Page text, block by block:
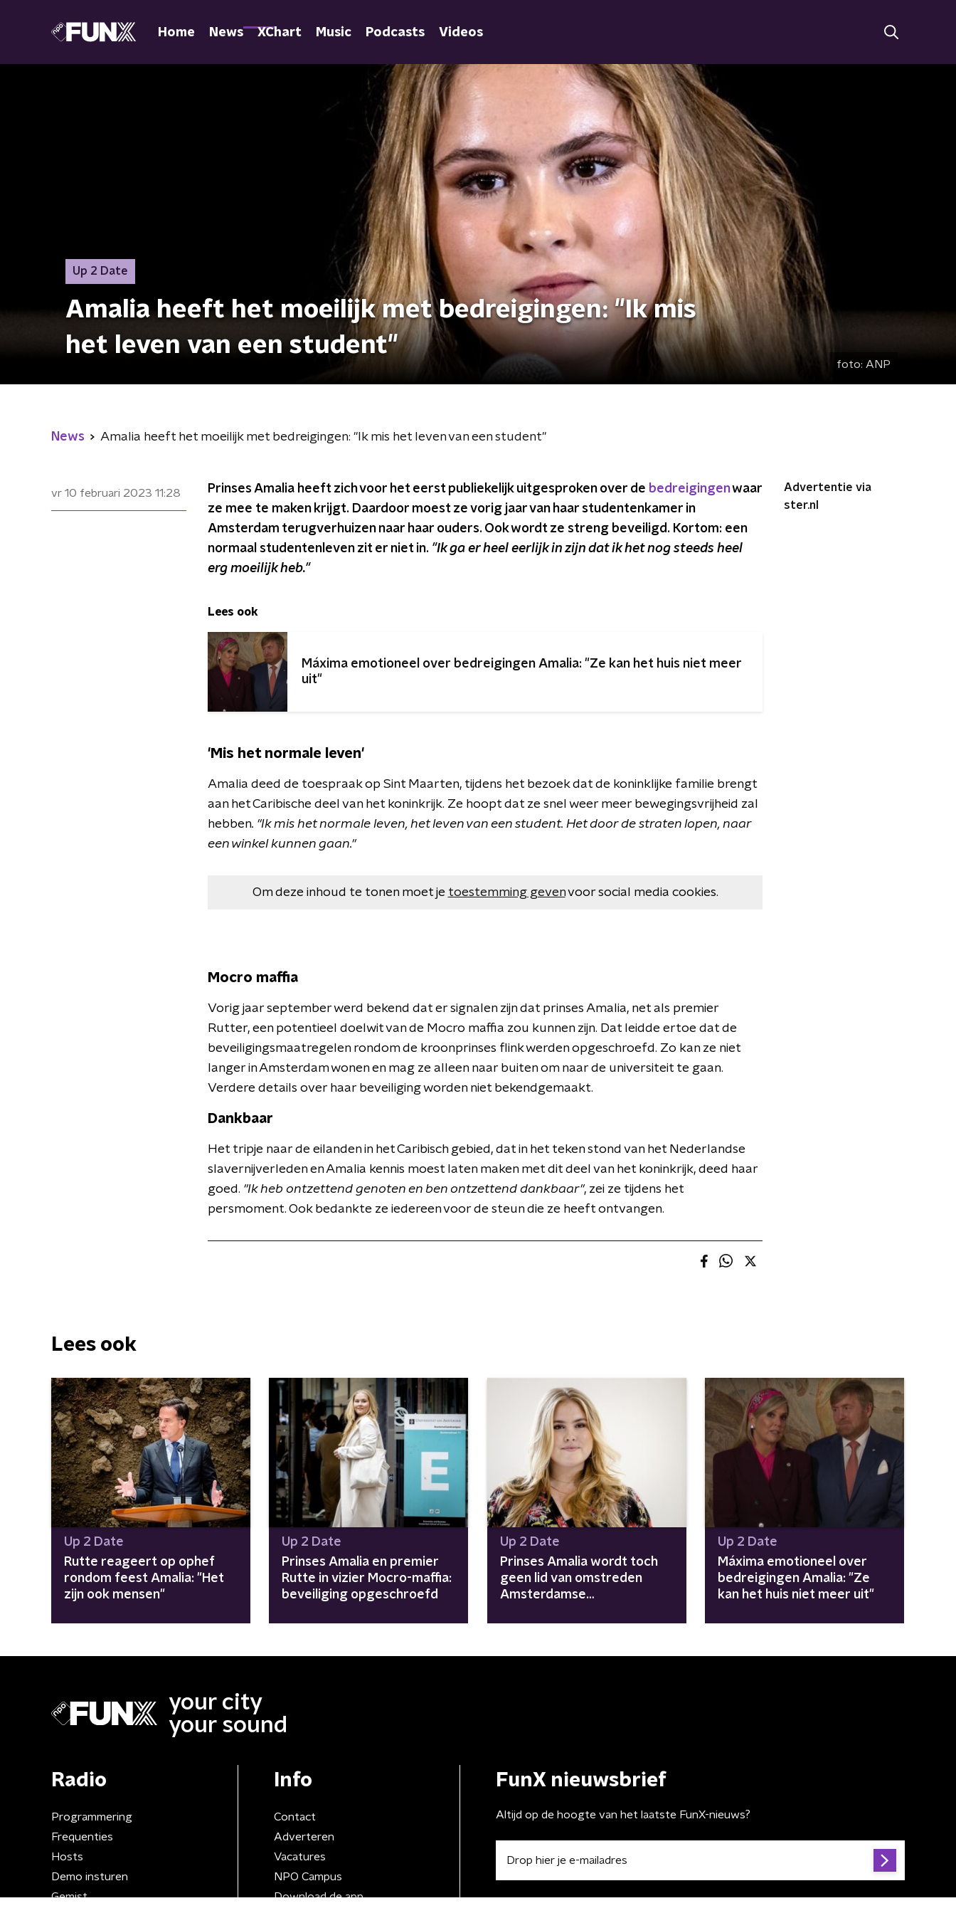
Home News XChart Music Podcasts Videos
Up 2 Date
Amalia heeft het moeilijk met bedreigingen: "Ik mis
het leven van een student"
foto: ANP
News Amalia heeft het moeilijk met bedreigingen: "Ik mis het leven van een student"
vr 10 februari 2023 11:28 Prinses Amalia heeft zich voor het eerst publiekelijk uitgesproken over de bedreigingenwaar
ze mee te maken krijgt. Daardoor moest ze vorig jaar van haar studentenkamer in
Amsterdam terugverhuizen naar haar ouders. Ook wordt ze streng beveiligd. Kortom: een
normaal studentenleven zit er niet in. "Ik ga er heel eerlijk in zijn dat ik het nog steeds heel
erg moeilijk heb."
Lees ook
Máxima emotioneel over bedreigingen Amalia: "Ze kan het huis niet meer
uit"
'Mis het normale leven'
Amalia deed de toespraak op Sint Maarten, tijdens het bezoek dat de koninklijke familie brengt
aan het Caribische deel van het koninkrijk. Ze hoopt dat ze snel weer meer bewegingsvrijheid zal
hebben. "Ik mis het normale leven, het leven van een student. Het door de straten lopen, naar
een winkel kunnen gaan."
Om deze inhoud te tonen moet je toestemming gevenvoor social media cookies.
Mocro maffia
Vorig jaar september werd bekend dat er signalen zijn dat prinses Amalia, net als premier
Rutter, een potentieel doelwit van de Mocro maffia zou kunnen zijn. Dat leidde ertoe dat de
beveiligingsmaatregelen rondom de kroonprinses flink werden opgeschroefd. Zo kan ze niet
langer in Amsterdam wonen en mag ze alleen naar buiten om naar de universiteit te gaan.
Verdere details over haar beveiliging worden niet bekendgemaakt.
Dankbaar
Het tripje naar de eilanden in het Caribisch gebied, dat in het teken stond van het Nederlandse
slavernijverleden en Amalia kennis moest laten maken met dit deel van het koninkrijk, deed haar
goed. "Ik heb ontzettend genoten en ben ontzettend dankbaar", zei ze tijdens het
persmoment. Ook bedankte ze iedereen voor de steun die ze heeft ontvangen.
Advertentie via
ster.nl
Lees ook
Up 2 Date
Rutte reageert op ophef
rondom feest Amalia: "Het
zijn ook mensen"
Up 2 Date
Prinses Amalia en premier
Rutte in vizier Mocro-maffia:
beveiliging opgeschroefd
Up 2 Date
Prinses Amalia wordt toch
geen lid van omstreden
Amsterdamse
Up 2 Date
Máxima emotioneel over
bedreigingen Amalia: "Ze
kan het huis niet meer uit"
your city
your sound
Radio
Programmering
Frequenties
Hosts
Demo insturen
Gemist
Info
Contact
Adverteren
Vacatures
NPO Campus
Download de app
FunX nieuwsbrief
Altijd op de hoogte van het laatste FunX-nieuws?